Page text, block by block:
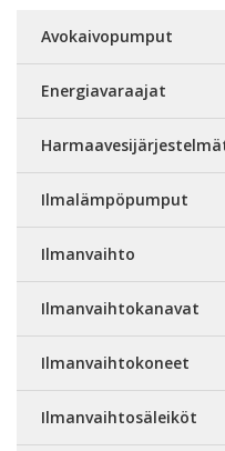
Avokaivopumput
Energiavaraajat
Ilmalämpöpumput
Ilmanvaihto
Ilmanvaihtokanavat
Ilmanvaihtokoneet
Ilmanvaihtosäleiköt